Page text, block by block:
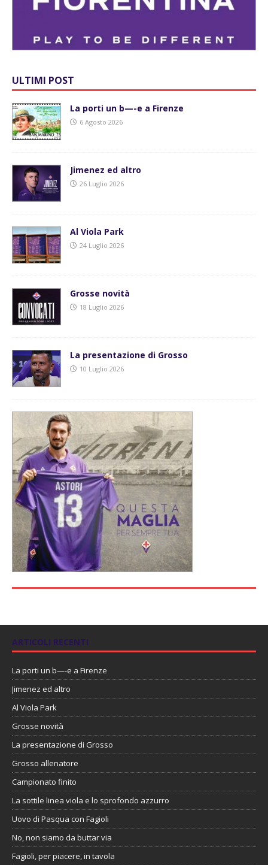
ULTIMI POST
La porti un b—-e a Firenze
6 Agosto 2026
Jimenez ed altro
26 Luglio 2026
Al Viola Park
24 Luglio 2026
Grosse novità
18 Luglio 2026
La presentazione di Grosso
10 Luglio 2026
ARTICOLI RECENTI
La porti un b—-e a Firenze
Jimenez ed altro
Al Viola Park
Grosse novità
La presentazione di Grosso
Grosso allenatore
Campionato finito
La sottile linea viola e lo sprofondo azzurro
Uovo di Pasqua con Fagioli
No, non siamo da buttar via
Fagioli, per piacere, in tavola